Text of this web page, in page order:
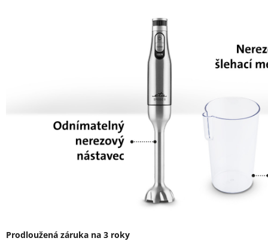
Prodloužená záruka na 3 roky